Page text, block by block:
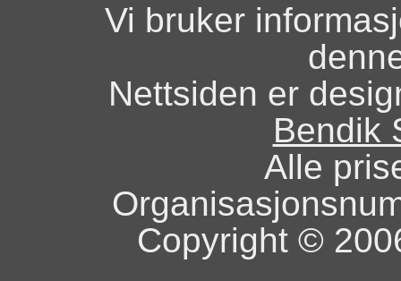
Vi bruker
Nettsiden er
Bendik
Alle
Copyright ©